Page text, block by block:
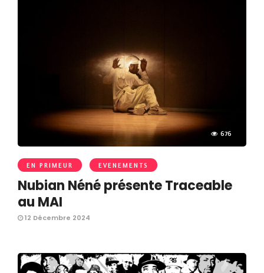
676
EN PRIMEUR EVENEMENTS
Nubian Néné présente Traceable
au MAI
12 Décembre 2024